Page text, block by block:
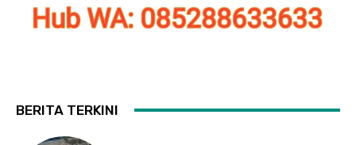
BERITA TERKINI